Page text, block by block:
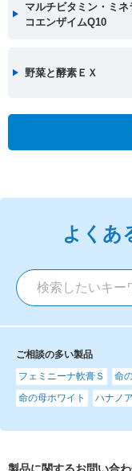
マルチビタミン・ミネ
コエンザイムQ10
野菜と酵素ＥＸ
よくあ
ご相談の多い製品
フェミニーナ軟膏Ｓ
命
命の母ホワイト
ハナノ